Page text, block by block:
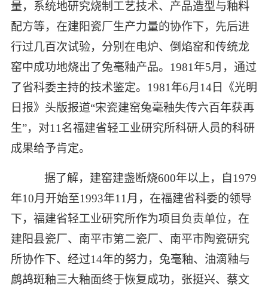
量，系统地研究烧制工艺技术、产品造型与釉料
配方等，在建阳瓷厂生产力量的协作下，先后进
行过几百次试验，分别在电炉、倒焰窑和传统龙
窑中成功地烧出了兔毫釉产品。 1981年5月，通过
了省科委主持的技术鉴定。 1981年6月14日《光明
日报》头版报道“宋瓷建窑兔毫釉失传六百年获再
生”，对11名福建省轻工业研究所科研人员的科研
成果给予肯定。
据了解，建窑建盏断烧600年以上，自1979
年10月开始至1993年11月，在福建省科委的领导
下，福建省轻工业研究所作为项目负责单位，在
建阳县瓷厂、南平市第二瓷厂、南平市陶瓷研究
所协作下、经过14年的努力，兔毫釉、油滴釉与
鹧鸪斑釉三大釉面终于恢复成功，张挺兴、蔡文